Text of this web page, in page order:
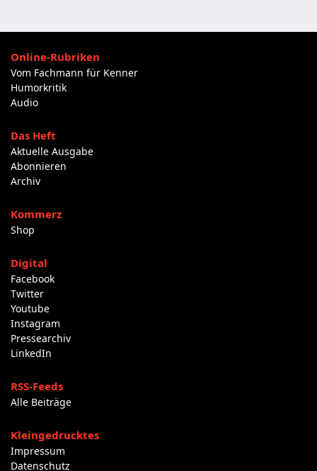
Online-Rubriken
Vom Fachmann für Kenner
Humorkritik
Audio
Das Heft
Aktuelle Ausgabe
Abonnieren
Archiv
Kommerz
Shop
Digital
Facebook
Twitter
Youtube
Instagram
Pressearchiv
LinkedIn
RSS-Feeds
Alle Beiträge
Kleingedrucktes
Impressum
Datenschutz